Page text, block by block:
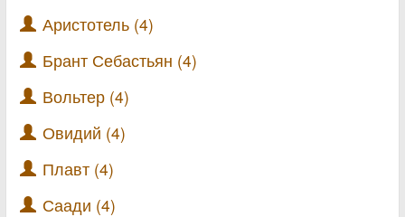
Аристотель (4)
Брант Себастьян (4)
Вольтер (4)
Овидий (4)
Плавт (4)
Саади (4)